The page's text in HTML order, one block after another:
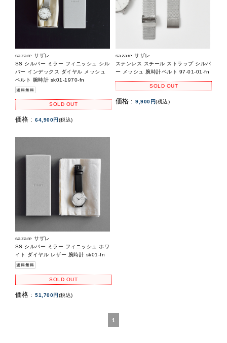
sazare サザレ
SS シルバー ミラー フィニッシュ シル
バー インデックス ダイヤル メッシュ
ベルト 腕時計 sk01-1970-fn
SOLD OUT
価格 : 64,900円(税込)
sazare サザレ
ステンレス スチール ストラップ シルバ
ー メッシュ 腕時計ベルト 97-01-01-fn
SOLD OUT
価格 : 9,900円(税込)
sazare サザレ
SS シルバー ミラー フィニッシュ ホワ
イト ダイヤル レザー 腕時計 sk01-fn
SOLD OUT
価格 : 51,700円(税込)
1